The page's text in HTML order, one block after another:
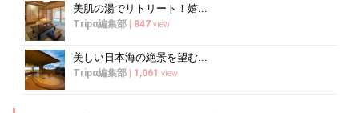
美肌の湯でリトリート！嬉...
Tripα編集部 847 view
美しい日本海の絶景を望む...
Tripα編集部 1,061 view